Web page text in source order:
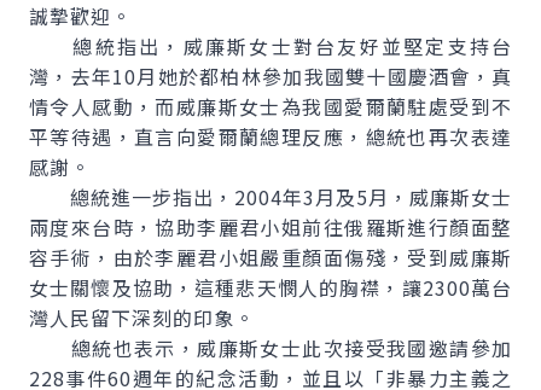
誠摯歡迎。
總統指出，威廉斯女士對台友好並堅定支持台
灣，去年10月她於都柏林參加我國雙十國慶酒會，真
情令人感動，而威廉斯女士為我國愛爾蘭駐處受到不
平等待遇，直言向愛爾蘭總理反應，總統也再次表達
感謝。
總統進一步指出，2004年3月及5月，威廉斯女士
兩度來台時，協助李麗君小姐前往俄羅斯進行顏面整
容手術，由於李麗君小姐嚴重顏面傷殘，受到威廉斯
女士關懷及協助，這種悲天憫人的胸襟，讓2300萬台
灣人民留下深刻的印象。
總統也表示，威廉斯女士此次接受我國邀請參加
228事件60週年的紀念活動，並且以「非暴力主義之